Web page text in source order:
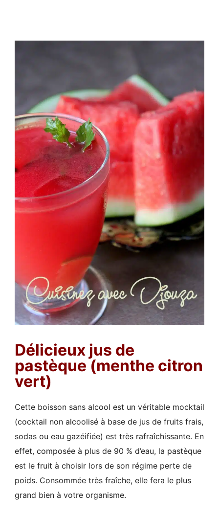
Délicieux jus de
pastèque (menthe citron
vert)
Cette boisson sans alcool est un véritable mocktail
(cocktail non alcoolisé à base de jus de fruits frais,
sodas ou eau gazéifiée) est très rafraîchissante. En
effet, composée à plus de 90 % d’eau, la pastèque
est le fruit à choisir lors de son régime perte de
poids. Consommée très fraîche, elle fera le plus
grand bien à votre organisme.